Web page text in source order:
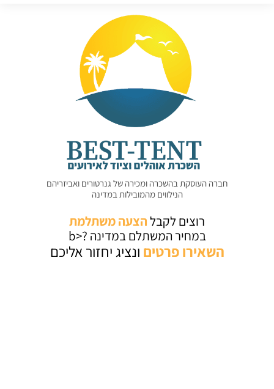
חברה העוסקת בהשכרה ומכירה של גנרטורים ואביזריהם
הנילווים מהמובילות במדינה
רוצים לקבלהצעה משתלמת
במחיר המשתלם במדינה ?<b
השאירו פרטים ונציג יחזור אליכם